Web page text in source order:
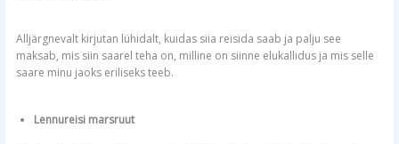
Alljärgnevalt kirjutan lühidalt, kuidas siia reisida saab ja palju see
maksab, mis siin saarel teha on, milline on siinne elukallidus ja mis selle
saare minu jaoks eriliseks teeb.
Lennureisi marsruut